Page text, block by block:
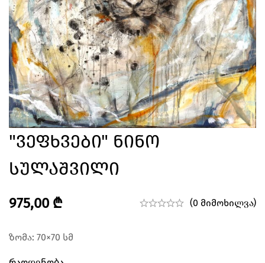
"ვეფხვები" Ნინო
Სულაშვილი
975,00 ₾ (0 მიმოხილვა)
ზომა: 70×70 სმ